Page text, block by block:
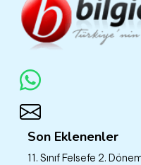
Son Eklenenler
11. Sınıf Felsefe 2.